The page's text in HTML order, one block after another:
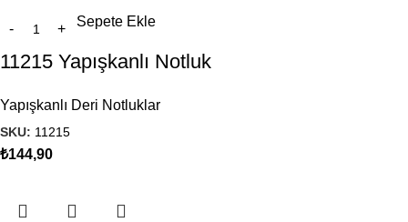
Sepete Ekle
11215 Yapışkanlı Notluk
Yapışkanlı Deri Notluklar
SKU: 11215
₺144,90